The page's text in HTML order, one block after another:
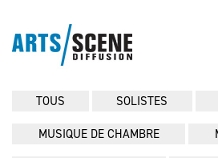
TOUS SOLISTES
MUSIQUE DE CHAMBRE